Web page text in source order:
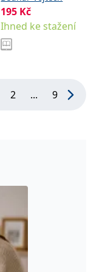
jak je hrát
195 Kč
Ihned ke stažení
2 ... 9